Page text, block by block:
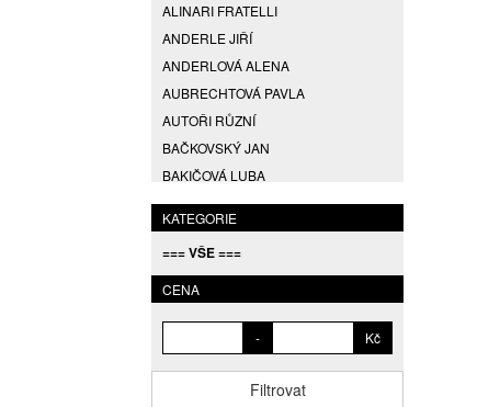
ALINARI FRATELLI
ANDERLE JIŘÍ
ANDERLOVÁ ALENA
AUBRECHTOVÁ PAVLA
AUTOŘI RŮZNÍ
BAČKOVSKÝ JAN
BAKIČOVÁ LUBA
BALCAR JIŘÍ
BALCAR KAREL
BALCAR MARTIN
BALÍČEK PETR
BARTKO MAREK
BARTOŇ DAVID
KATEGORIE
=== VŠE ===
CENA
- Kč
Filtrovat